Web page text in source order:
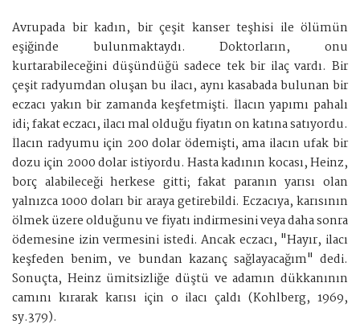
Avrupada bir kadın, bir çeşit kanser teşhisi ile ölümün
eşiğinde bulunmaktaydı. Doktorların, onu
kurtarabileceğini düşündüğü sadece tek bir ilaç vardı. Bir
çeşit radyumdan oluşan bu ilacı, aynı kasabada bulunan bir
eczacı yakın bir zamanda keşfetmişti. İlacın yapımı pahalı
idi; fakat eczacı, ilacı mal olduğu fiyatın on katına satıyordu.
İlacın radyumu için 200 dolar ödemişti, ama ilacın ufak bir
dozu için 2000 dolar istiyordu. Hasta kadının kocası, Heinz,
borç alabileceği herkese gitti; fakat paranın yarısı olan
yalnızca 1000 doları bir araya getirebildi. Eczacıya, karısının
ölmek üzere olduğunu ve fiyatı indirmesini veya daha sonra
ödemesine izin vermesini istedi. Ancak eczacı, "Hayır, ilacı
keşfeden benim, ve bundan kazanç sağlayacağım" dedi.
Sonuçta, Heinz ümitsizliğe düştü ve adamın dükkanının
camını kırarak karısı için o ilacı çaldı (Kohlberg, 1969,
sy.379).